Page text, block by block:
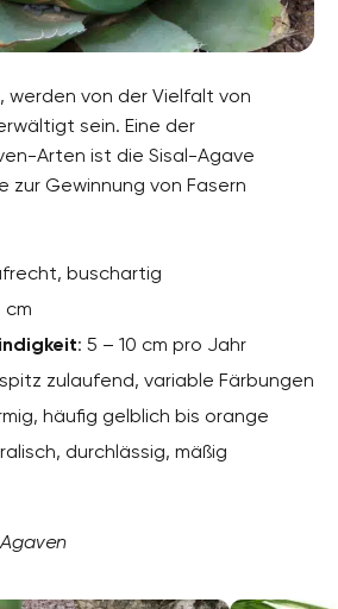
werden von der Vielfalt von
sein. Eine der
Arten ist die Sisal-Agave
zur Gewinnung von Fasern
buschartig
cm
: 5 – 10 cm pro Jahr
zulaufend, variable Färbungen
häufig gelblich bis orange
durchlässig, mäßig